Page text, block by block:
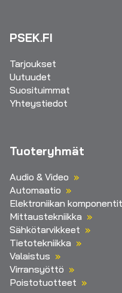
PSEK.FI
Tarjoukset
Uutuudet
Suosituimmat
Yhteystiedot
Tuoteryhmät
Audio & Video
Automaatio
Elektroniikan komponentit
Mittaustekniikka
Sähkötarvikkeet
Tietotekniikka
Valaistus
Virransyöttö
Poistotuotteet